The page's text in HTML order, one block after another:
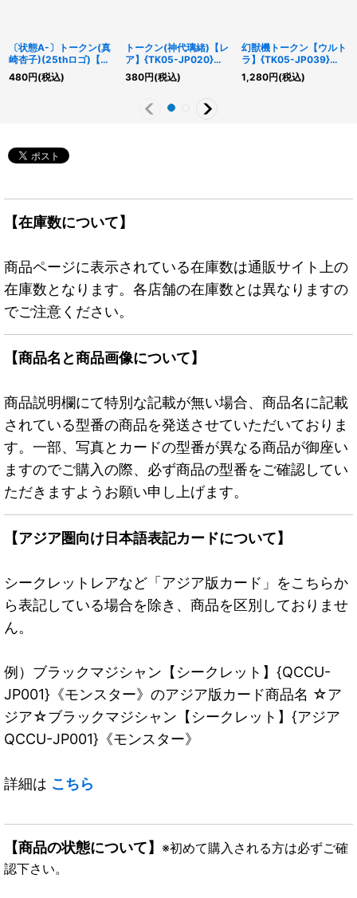
〔状態A-〕トークン(真
崎杏子)(25thロゴ)【ス
ーパー】{QCDB-
JPT07}《トークン》
480円(税込)
トークン(神代璃緒)【レ
ア】{TK05-JP020}
《トークン》
380円(税込)
幻獣機トークン【ウルト
ラ】{TK05-JP039}
《トークン》
1,280円(税込)
【在庫数について】
商品ページに表示されている在庫数は通販サイト上の
在庫数となります。各店舗の在庫数とは異なりますの
でご注意ください。
【商品名と商品画像について】
商品説明欄にて特別な記載が無い場合、商品名に記載
されている型番の商品を発送させていただいておりま
す。一部、写真とカードの型番が異なる商品が御座い
ますのでご購入の際、必ず商品の型番をご確認してい
ただきますようお願い申し上げます。
【アジア圏向け日本語表記カードについて】
シークレットレアなど「アジア版カード」をこちらか
ら表記している場合を除き、商品を区別しておりませ
ん。
例）ブラックマジシャン【シークレット】{QCCU-
JP001}《モンスター》のアジア版カード商品名 ☆ア
ジア☆ブラックマジシャン【シークレット】{アジア
QCCU-JP001}《モンスター》
詳細は こちら
【商品の状態について】 ※初めて購入される方は必ずご確
認下さい。